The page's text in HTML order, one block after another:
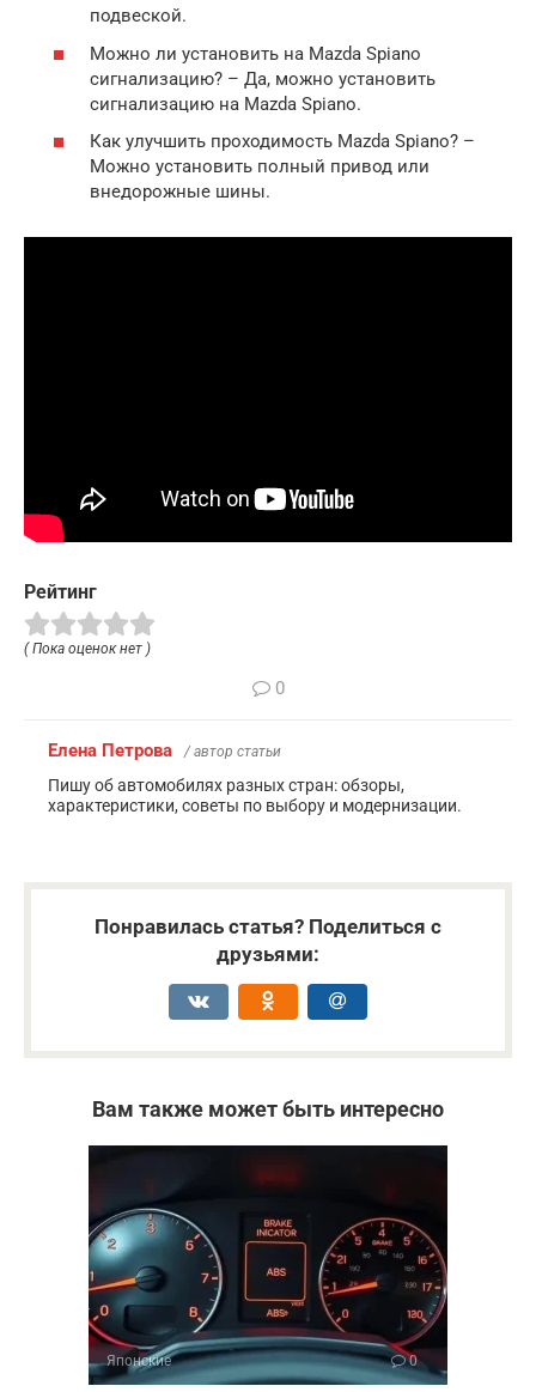
подвеской.
Можно ли установить на Mazda Spiano
сигнализацию? – Да, можно установить
сигнализацию на Mazda Spiano.
Как улучшить проходимость Mazda Spiano? –
Можно установить полный привод или
внедорожные шины.
Рейтинг
( Пока оценок нет )
0
Елена Петрова / автор статьи
Пишу об автомобилях разных стран: обзоры,
характеристики, советы по выбору и модернизации.
Понравилась статья? Поделиться с
друзьями:
Вам также может быть интересно
Японские 0